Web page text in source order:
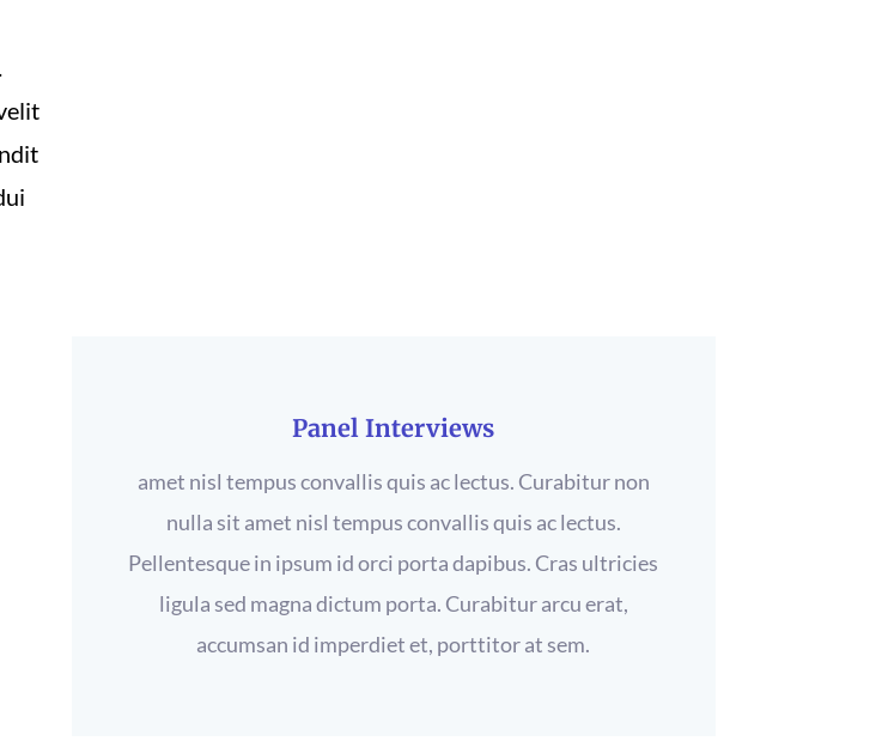
Panel Interviews
amet nisl tempus convallis quis ac lectus. Curabitur non
nulla sit amet nisl tempus convallis quis ac lectus.
Pellentesque in ipsum id orci porta dapibus. Cras ultricies
ligula sed magna dictum porta. Curabitur arcu erat,
accumsan id imperdiet et, porttitor at sem.